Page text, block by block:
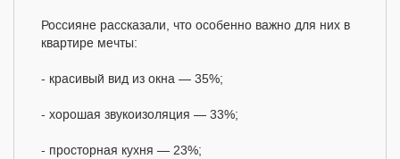
Россияне рассказали, что особенно важно для них в
квартире мечты:
- красивый вид из окна — 35%;
- хорошая звукоизоляция — 33%;
- просторная кухня — 23%;